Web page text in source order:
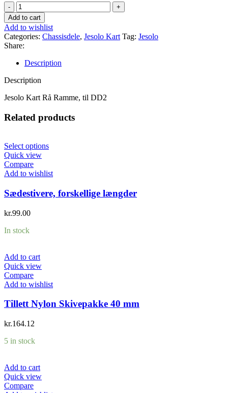
Jesolo
Kart
JP-
1,
Rå
chassis,
DD2
quantity
Add to cart
Add to wishlist
Categories: Chassisdele, Jesolo Kart Tag: Jesolo
Share:
Description
Description
Jesolo Kart Rå Ramme, til DD2
Related products
Select options
Quick view
Compare
Add to wishlist
Sædestivere, forskellige længder
kr.99.00
In stock
Add to cart
Quick view
Compare
Add to wishlist
Tillett Nylon Skivepakke 40 mm
kr.164.12
5 in stock
Add to cart
Quick view
Compare